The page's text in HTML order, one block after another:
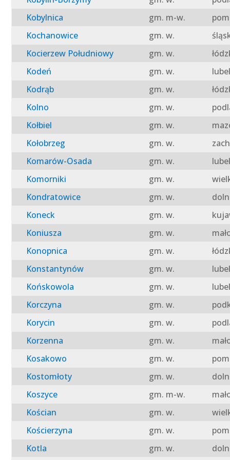
Kobylnica
gm. m-w.
Kochanowice
gm. w.
Kocierzew Południowy
gm. w.
Kodeń
gm. w.
Kodrąb
gm. w.
Kolno
gm. w.
Kołbiel
gm. w.
Kołobrzeg
gm. w.
Komarów-Osada
gm. w.
Komorniki
gm. w.
Kondratowice
gm. w.
Koneck
gm. w.
Koniusza
gm. w.
Konopnica
gm. w.
Konstantynów
gm. w.
Końskowola
gm. w.
Korczyna
gm. w.
Korycin
gm. w.
Korzenna
gm. w.
Kosakowo
gm. w.
Kostomłoty
gm. w.
Koszyce
gm. m-w.
Kościan
gm. w.
Kościerzyna
gm. w.
Kotla
gm. w.